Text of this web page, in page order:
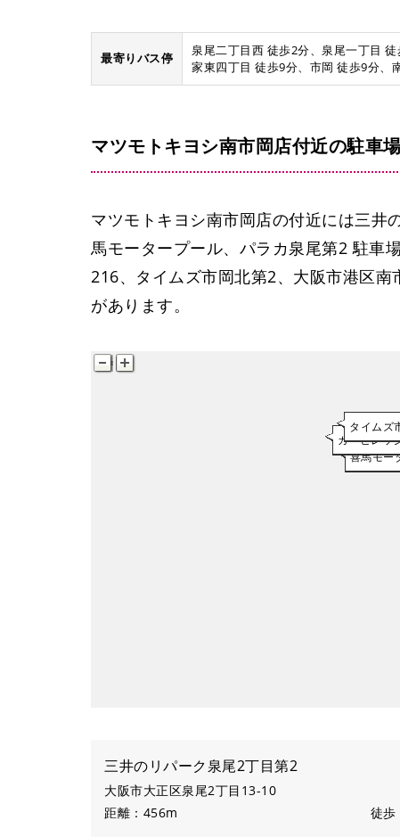
最寄りバス停
泉尾二丁目西 徒歩2分、泉尾一丁目
家東四丁目 徒歩9分、市岡 徒歩9分、
マツモトキヨシ南市岡店付近の駐車
マツモトキヨシ南市岡店の付近には三井
馬モータープール、パラカ泉尾第2 駐車
216、タイムズ市岡北第2、大阪市港区
があります。
セレパ
喜馬モー
タイムズ
カービレッ
タイムズ
三井のリパーク泉尾2丁目第2
大阪市大正区泉尾2丁目13-10
距離：456m
徒歩